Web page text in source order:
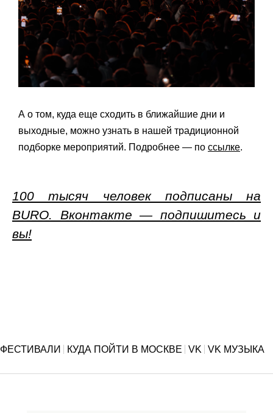
А о том, куда еще сходить в ближайшие дни и
выходные, можно узнать в нашей традиционной
подборке мероприятий. Подробнее — по ссылке.
100 тысяч человек подписаны на
BURO. Вконтакте — подпишитесь и
вы!
ФЕСТИВАЛИ КУДА ПОЙТИ В МОСКВЕ VK VK МУЗЫКА